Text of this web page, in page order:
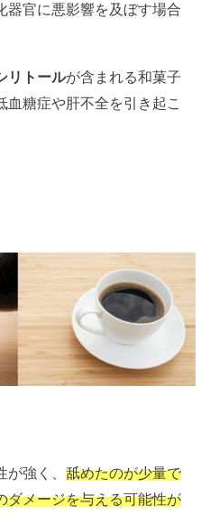
器官に悪影響を及ぼす場合
リトールが含まれる和菓子
血糖症や肝不全を引き起こ
が強く、舐めたのが少量で
ダメージを与える可能性が